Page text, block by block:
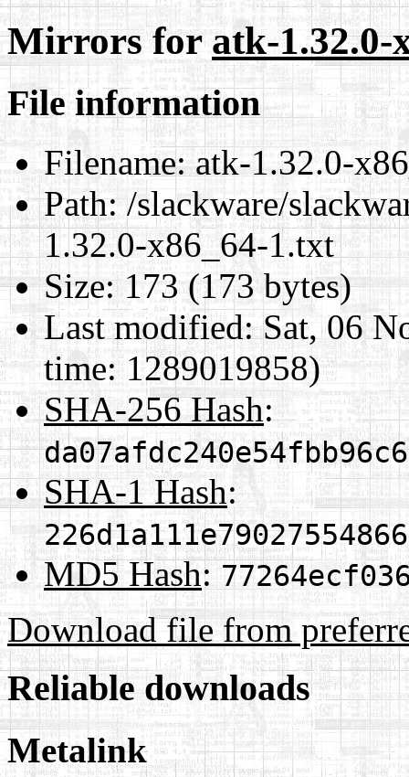
Mirrors foratk-1.32.0-
File information
Filename:atk-1.32.0-
Path:/slackware/
1.32.0-x86_64-1.txt
Size:173 (173 bytes)
Last modified:Sat, 06
time: 1289019858)
SHA-256 Hash:
SHA-1 Hash:
MD5 Hash:
Download file from
Reliable downloads
Metalink